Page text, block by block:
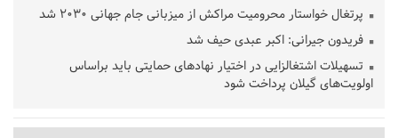
پرتغال خواستار محرومیت مراکش از میزبانی جام جهانی ۲۰۳۰ شد
فریدون جیرانی: اکبر عبدی حیف شد
تسهیلات اشتغالزایی در اختیار نهادهای حمایتی باید براساس
اولویت‌های گیلان پرداخت شود
قلعه‌نویی مشخص شد